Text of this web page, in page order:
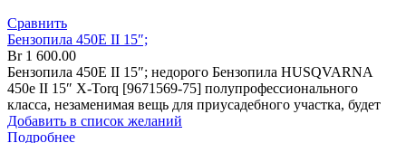
Сравнить
Бензопила 450Е II 15″;
Br1 600.00
Бензопила 450Е II 15″; недорого Бензопила HUSQVARNA
450е II 15″ X-Torq [9671569-75] полупрофессионального
класса, незаменимая вещь для приусадебного участка, будет
Добавить в список желаний
Подробнее